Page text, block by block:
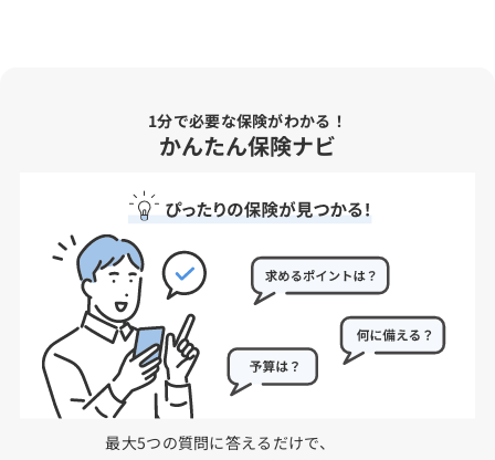
1分で必要な保険がわかる！
かんたん保険ナビ
最大5つの質問に答えるだけで、